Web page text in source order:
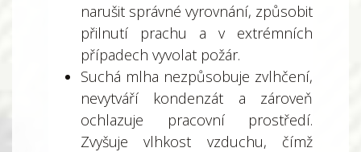
narušit správné vyrovnání, způsobit
přilnutí prachu a v extrémních
případech vyvolat požár.
Suchá mlha nezpůsobuje zvlhčení,
nevytváří kondenzát a zároveň
ochlazuje pracovní prostředí.
Zvyšuje vlhkost vzduchu, čímž